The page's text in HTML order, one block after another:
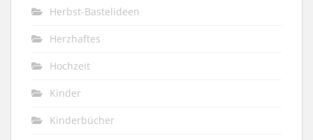
Herbst-Bastelideen
Herzhaftes
Hochzeit
Kinder
Kinderbücher